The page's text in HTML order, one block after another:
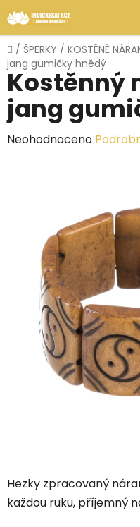
na
obsah
Domů
/ ŠPERKY / KOSTĚNÉ
jang gumičky hnědý
Hezky zpracovaný
každou ruku, příjemný
Kostěnný
jang
Průměrné
hvězdiček.
Neohodnoceno